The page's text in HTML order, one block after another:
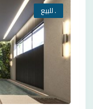
. للبيع